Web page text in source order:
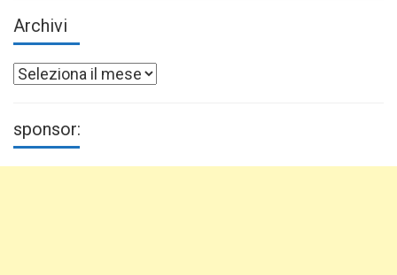
Archivi
Archivi
sponsor: